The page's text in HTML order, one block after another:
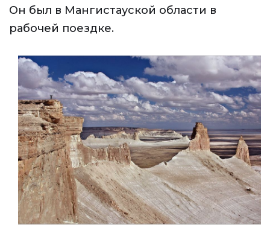
Он был в Мангистауской области в
рабочей поездке.